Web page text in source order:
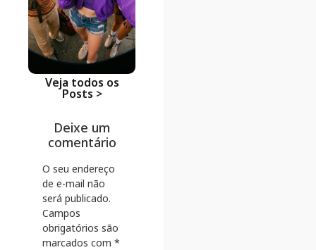
Veja todos os
Posts >
Deixe um
comentário
O seu endereço
de e-mail não
será publicado.
Campos
obrigatórios são
marcados com *